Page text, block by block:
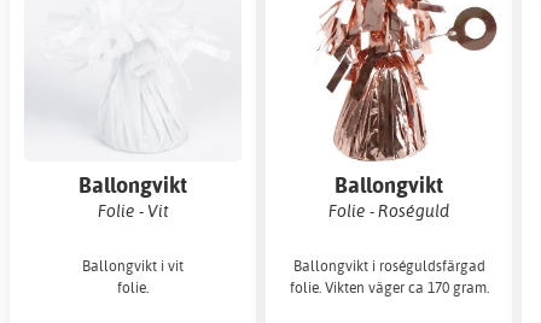
Ballongvikt
Folie - Vit
Ballongvikt i vit
folie.
Ballongvikt
Folie - Roséguld
Ballongvikt i roséguldsfärgad
folie. Vikten väger ca 170 gram.